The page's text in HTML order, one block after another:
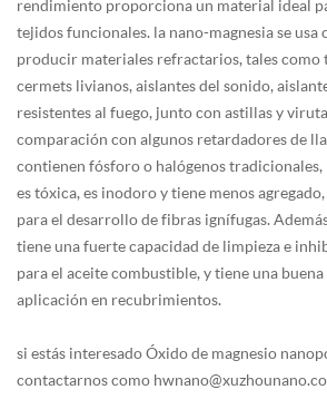
rendimiento proporciona un material ideal
tejidos funcionales. la nano-magnesia se usa
producir materiales refractarios, tales como
cermets livianos, aislantes del sonido,
resistentes al fuego, junto con astillas y
comparación con algunos retardadores de
contienen fósforo o halógenos tradicionales,
es tóxica, es inodoro y tiene menos
para el desarrollo de fibras ignífugas.
tiene una fuerte capacidad de limpieza e
para el aceite combustible, y tiene una
aplicación en recubrimientos.
si estás interesadoÓxido de magnesio
contactarnos como